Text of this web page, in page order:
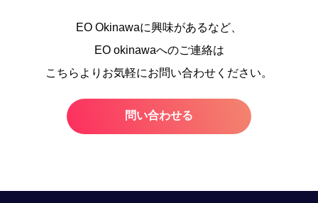
EO Okinawaに興味があるなど、
EO okinawaへのご連絡は
こちらよりお気軽にお問い合わせください。
問い合わせる